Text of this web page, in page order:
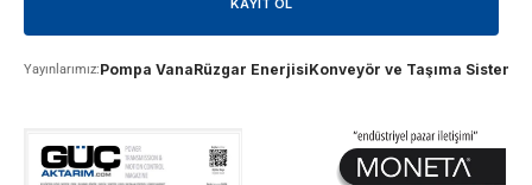
Yayınlarımız:Pompa VanaRüzgar EnerjisiKonveyör ve Taşıma